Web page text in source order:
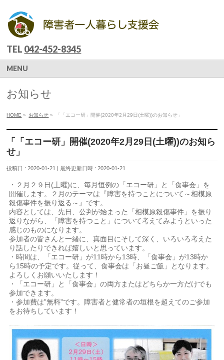
TEL 042-452-8345
MENU
お知らせ
HOME » お知らせ » 「「エコー研」開催(2020年2月29日(土曜))のお知らせ」
「「エコー研」開催(2020年2月29日(土曜))のお知ら
せ」
投稿日 : 2020-01-21 最終更新日時 : 2020-01-21
・２月２９日(土曜)に、毎月恒例の「エコー研」と「食事会」を
開催します。２月のテーマは『障害を持つことについて～相模原
殺傷事件を振り返る～』です。
内容としては、先日、公判が始まった「相模原殺傷事件」を振り
返りながら、「障害を持つこと」について考えてみようといった
感じのものになります。
参加者の皆さんと一緒に、真面目にそして深く、いろいろ考えた
り話したりできれば嬉しいと思っています。
・時間は、「エコー研」が11時から13時、「食事会」が13時か
ら15時の予定です。従って、食事会は「お昼ご飯」となります。
よろしくお願いいたします！
・「エコー研」と「食事会」の両方またはどちらか一方だけでも
参加できます。
・参加費は”無料”です。障害者と健常者の垣根を超えてのご参加
をお待ちしています！